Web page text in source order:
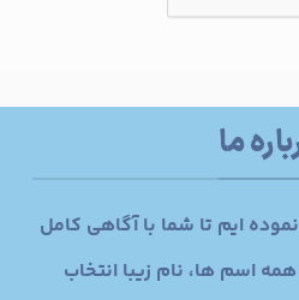
ما
ایم تا شما با آگاهی کامل
اسم ها، نام زیبا انتخاب